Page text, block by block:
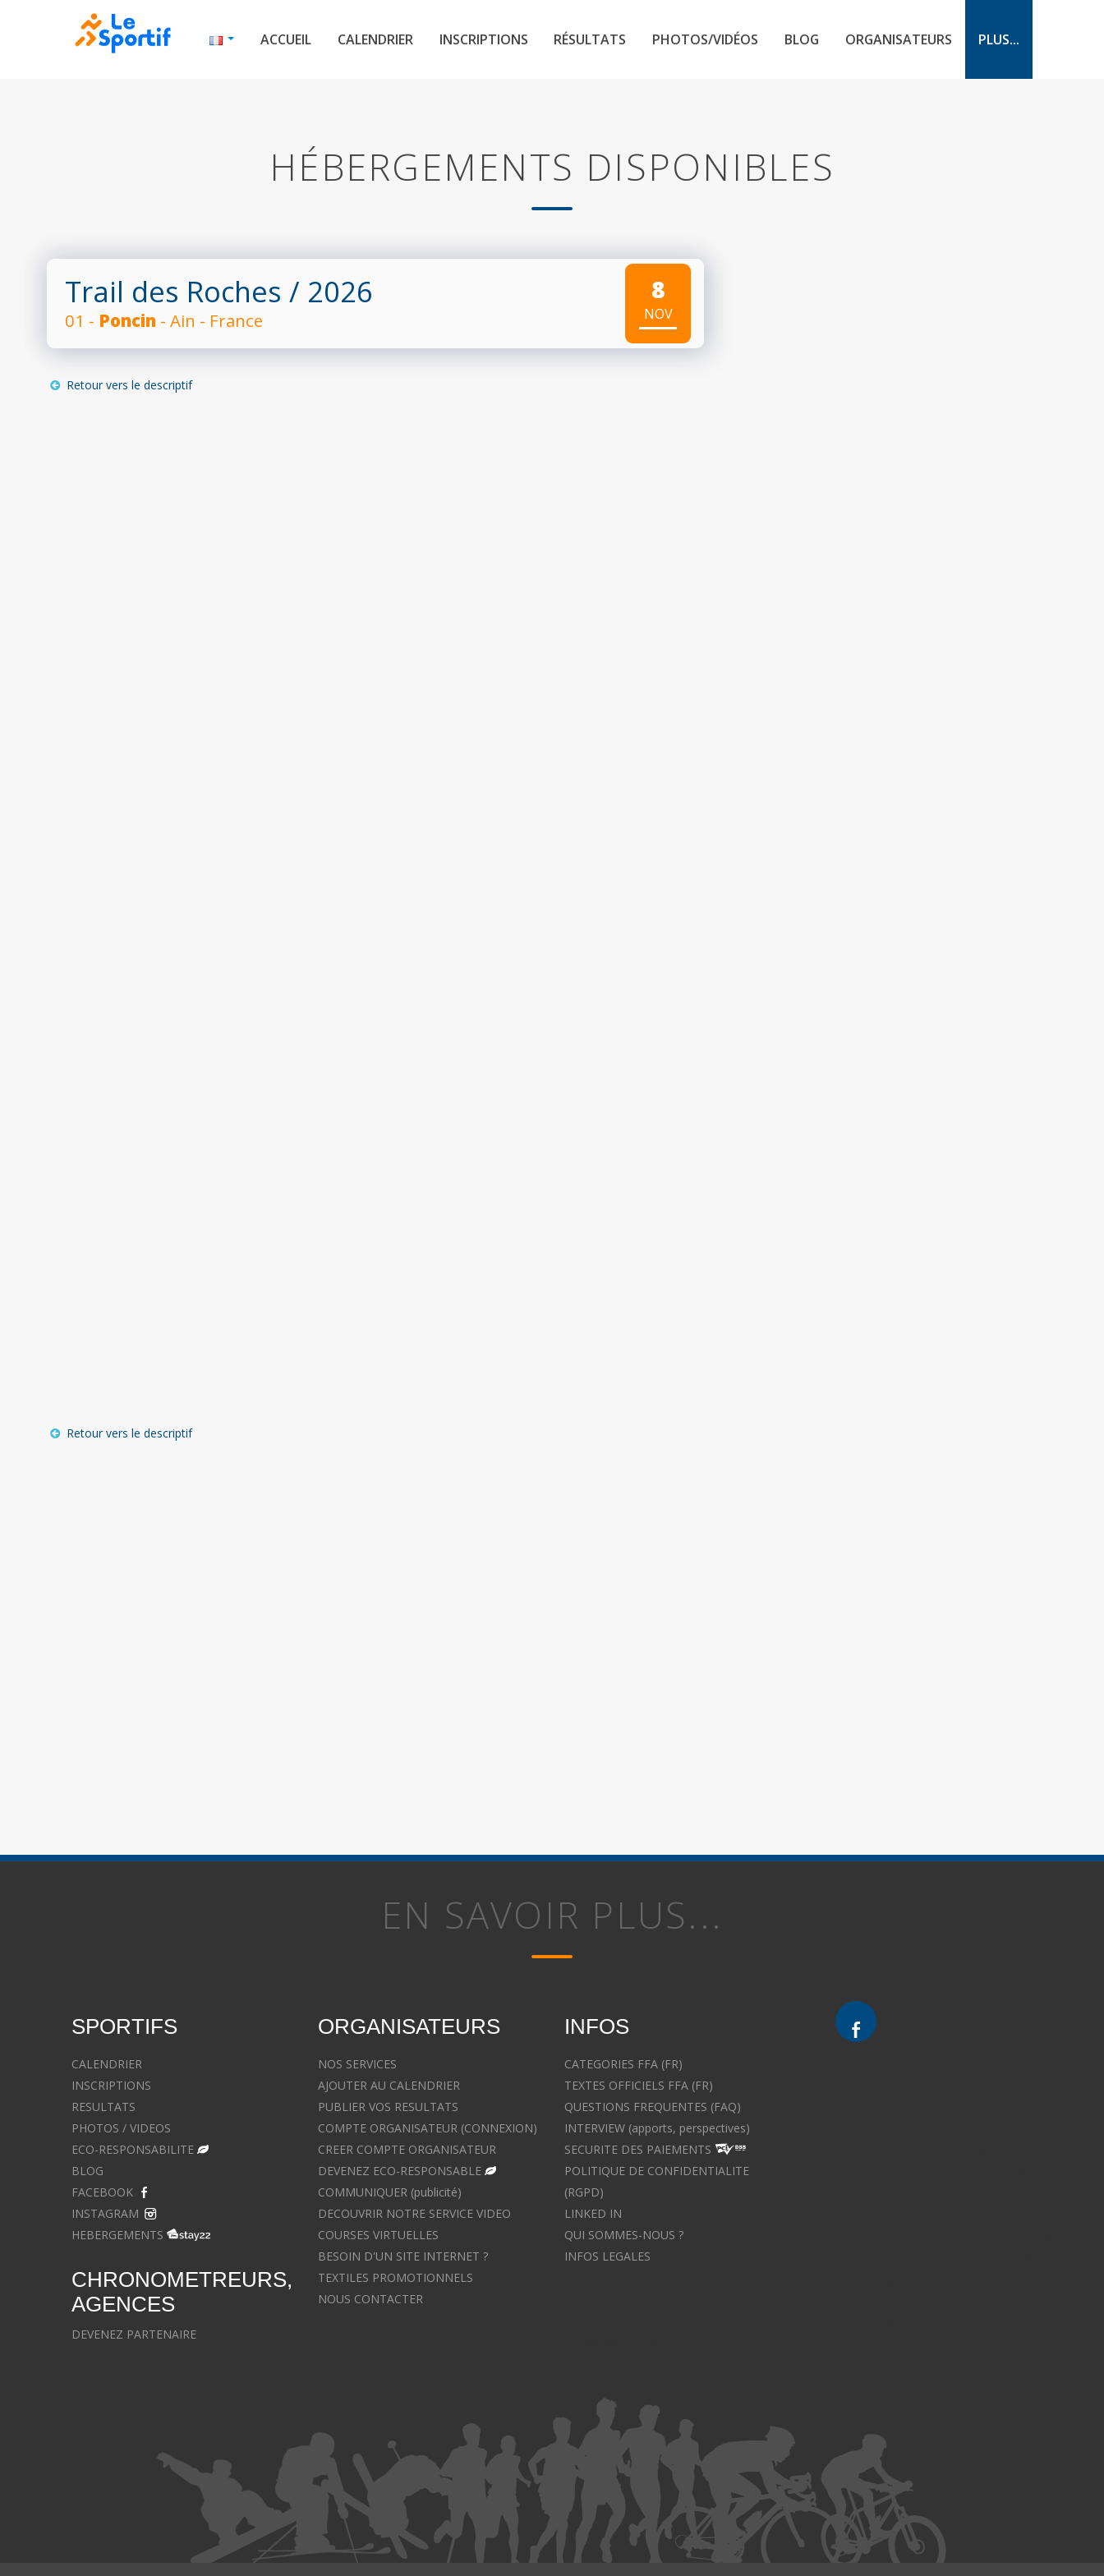
ACCUEIL CALENDRIER INSCRIPTIONS RÉSULTATS PHOTOS/VIDÉOS BLOG ORGANISATEURS PLUS...
HÉBERGEMENTS DISPONIBLES
Trail des Roches / 2026
01 - Poncin - Ain - France
8
NOV
Retour vers le descriptif
Retour vers le descriptif
EN SAVOIR PLUS...
SPORTIFS
CALENDRIER
INSCRIPTIONS
RESULTATS
PHOTOS / VIDEOS
ECO-RESPONSABILITE
BLOG
FACEBOOK
INSTAGRAM
HEBERGEMENTS
CHRONOMETREURS,
AGENCES
DEVENEZ PARTENAIRE
ORGANISATEURS
NOS SERVICES
AJOUTER AU CALENDRIER
PUBLIER VOS RESULTATS
COMPTE ORGANISATEUR (CONNEXION)
CREER COMPTE ORGANISATEUR
DEVENEZ ECO-RESPONSABLE
COMMUNIQUER (publicité)
DECOUVRIR NOTRE SERVICE VIDEO
COURSES VIRTUELLES
BESOIN D'UN SITE INTERNET ?
TEXTILES PROMOTIONNELS
NOUS CONTACTER
INFOS
CATEGORIES FFA (FR)
TEXTES OFFICIELS FFA (FR)
QUESTIONS FREQUENTES (FAQ)
INTERVIEW (apports, perspectives)
SECURITE DES PAIEMENTS
POLITIQUE DE CONFIDENTIALITE
(RGPD)
LINKED IN
QUI SOMMES-NOUS ?
INFOS LEGALES